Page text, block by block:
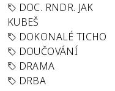
DOC. RNDR. JAK
KUBEŠ
DOKONALÉ TICHO
DOUČOVÁNÍ
DRAMA
DRBA